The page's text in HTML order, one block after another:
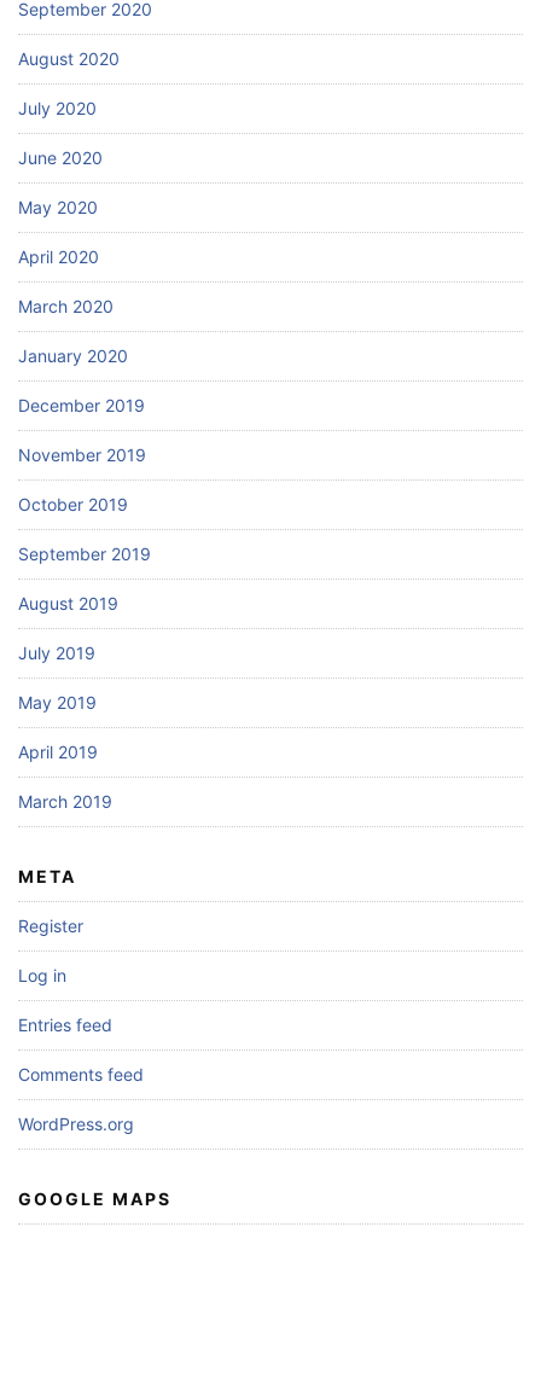
September 2020
August 2020
July 2020
June 2020
May 2020
April 2020
March 2020
January 2020
December 2019
November 2019
October 2019
September 2019
August 2019
July 2019
May 2019
April 2019
March 2019
META
Register
Log in
Entries feed
Comments feed
WordPress.org
GOOGLE MAPS